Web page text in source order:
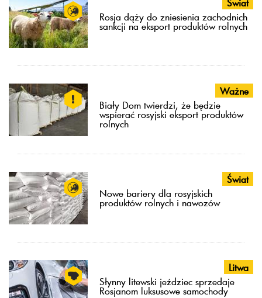
Świat
Rosja dąży do zniesienia zachodnich
sankcji na eksport produktów rolnych
Ważne
Biały Dom twierdzi, że będzie
wspierać rosyjski eksport produktów
rolnych
Świat
Nowe bariery dla rosyjskich
produktów rolnych i nawozów
Litwa
Słynny litewski jeździec sprzedaje
Rosjanom luksusowe samochody